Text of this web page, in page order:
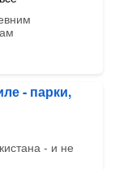
- парки,
- и не